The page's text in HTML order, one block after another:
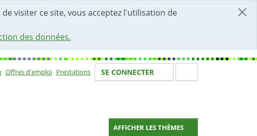
visiter ce site, vous acceptez l'utilisation de
des données.
Offres d'emploi Prestations Votre identité
SE CONNECTER
AFFICHER LES THÈMES